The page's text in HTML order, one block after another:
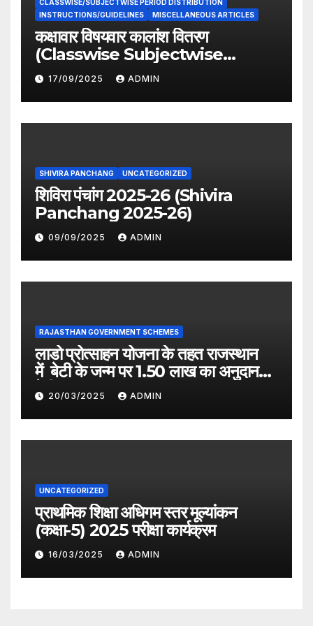
CLASSWISE/SUBJECTWISE PERIOD DISTRIBUTION
INSTRUCTIONS/GUIDELINES
MISCELLANEOUS ARTICLES
कक्षावार विषयवार कालांश वितरण
(Classwise Subjectwise
period distribution)
17/09/2025 ADMIN
SHIVIRA PANCHANG UNCATEGORIZED
शिविरा पंचांग 2025-26 (Shivira
Panchang 2025-26)
09/09/2025 ADMIN
RAJASTHAN GOVERNMENT SCHEMES
लाडो प्रोत्साहन योजना के तहत राजस्थान
में बेटी के जन्म पर 1.50 लाख का अनुदान
देगी सरकार
20/03/2025 ADMIN
UNCATEGORIZED
प्राथमिक शिक्षा अधिगम स्तर मूल्यांकन
(कक्षा-5) 2025 परीक्षा कार्यक्रम
16/03/2025 ADMIN